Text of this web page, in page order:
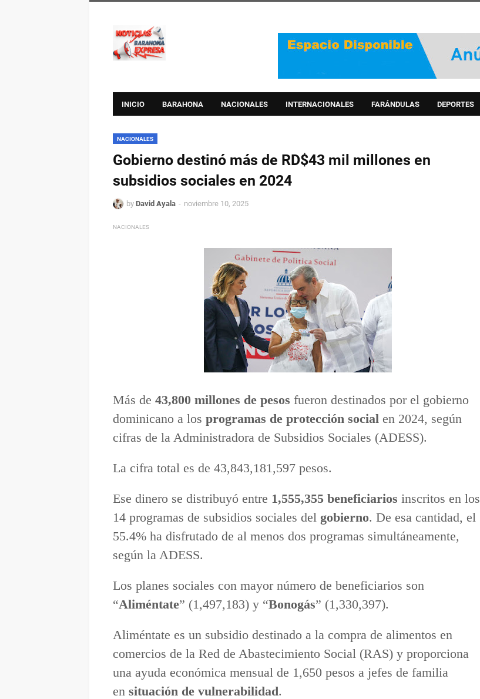
INICIO BARAHONA NACIONALES INTERNACIONALES FARÁNDULAS DEPORTES
NACIONALES
Gobierno destinó más de RD$43 mil millones en
subsidios sociales en 2024
by David Ayala noviembre 10, 2025
NACIONALES
Más de 43,800 millones de pesos fueron destinados por el gobierno
dominicano a los programas de protección social en 2024, según
cifras de la Administradora de Subsidios Sociales (ADESS).
La cifra total es de 43,843,181,597 pesos.
Ese dinero se distribuyó entre 1,555,355 beneficiarios inscritos en los
14 programas de subsidios sociales del gobierno. De esa cantidad, el
55.4% ha disfrutado de al menos dos programas simultáneamente,
según la ADESS.
Los planes sociales con mayor número de beneficiarios son
“Aliméntate” (1,497,183) y “Bonogás” (1,330,397).
Aliméntate es un subsidio destinado a la compra de alimentos en
comercios de la Red de Abastecimiento Social (RAS) y proporciona
una ayuda económica mensual de 1,650 pesos a jefes de familia
en situación de vulnerabilidad.